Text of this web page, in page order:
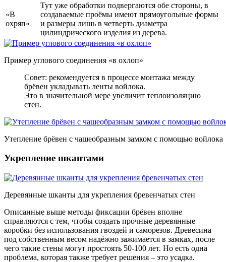
«В
охряп»
Тут уже обработки подвергаются обе стороны, в
создаваемые проёмы имеют прямоугольные формы
и размеры лишь в четверть диаметра
цилиндрического изделия из дерева.
Пример углового соединения «в охлоп»
Совет: рекомендуется в процессе монтажа между
брёвен укладывать ленты войлока.
Это в значительной мере увеличит теплоизоляцию
стен.
Утепление брёвен с чашеобразным замком с помощью войлока
Укрепление шкантами
Деревянные шканты для укрепления бревенчатых стен
Описанные выше методы фиксации брёвен вполне
справляются с тем, чтобы создать прочные деревянные
коробки без использования гвоздей и саморезов. Древесина
под собственным весом надёжно зажимается в замках, после
чего такие стены могут простоять 50-100 лет. Но есть одна
проблема, которая также требует решения – это усадка.